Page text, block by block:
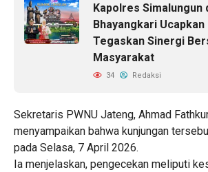
Kapolres Simalungun
Bhayangkari
Tegaskan Sinergi
Masyarakat
34 Redaksi
Sekretaris PWNU Jateng, Ahmad
menyampaikan bahwa kunjungan
pada Selasa, 7 April 2026.
Ia menjelaskan, pengecekan meliputi